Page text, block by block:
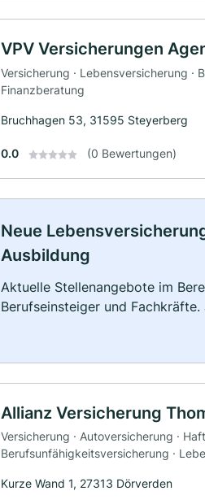
VPV Versicherungen
Versicherung · Lebensversicherung ·
Finanzberatung
Bruchhagen 53, 31595 Steyerberg
0.0 (0 Bewertungen)
Neue
Ausbildung
Aktuelle Stellenangebote im
Berufseinsteiger und
Allianz Versicherung
Versicherung · Autoversicherung ·
Berufsunfähigkeitsversicherung ·
Kurze Wand 1, 27313 Dörverden